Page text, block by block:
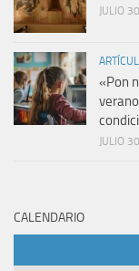
JULIO
«Pon
JULIO
CALENDARIO